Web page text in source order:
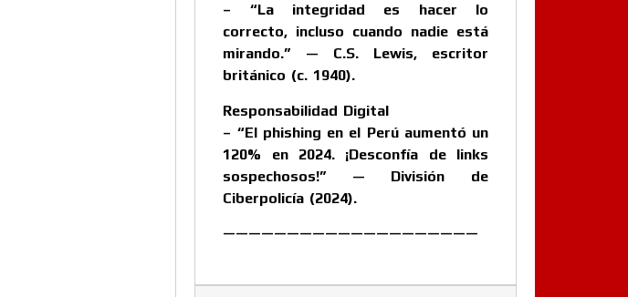
– “La integridad es hacer lo
correcto, incluso cuando nadie está
mirando.” — C.S. Lewis, escritor
británico (c. 1940).
Responsabilidad Digital
– “El phishing en el Perú aumentó un
120% en 2024. ¡Desconfía de links
sospechosos!” — División de
Ciberpolicía (2024).
————————————————————